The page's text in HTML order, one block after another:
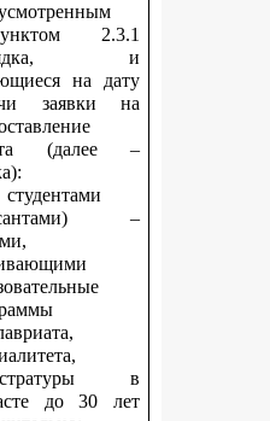
2.3.1
и
на дату
заявки на
(далее –
студентами
–
в
до 30 лет